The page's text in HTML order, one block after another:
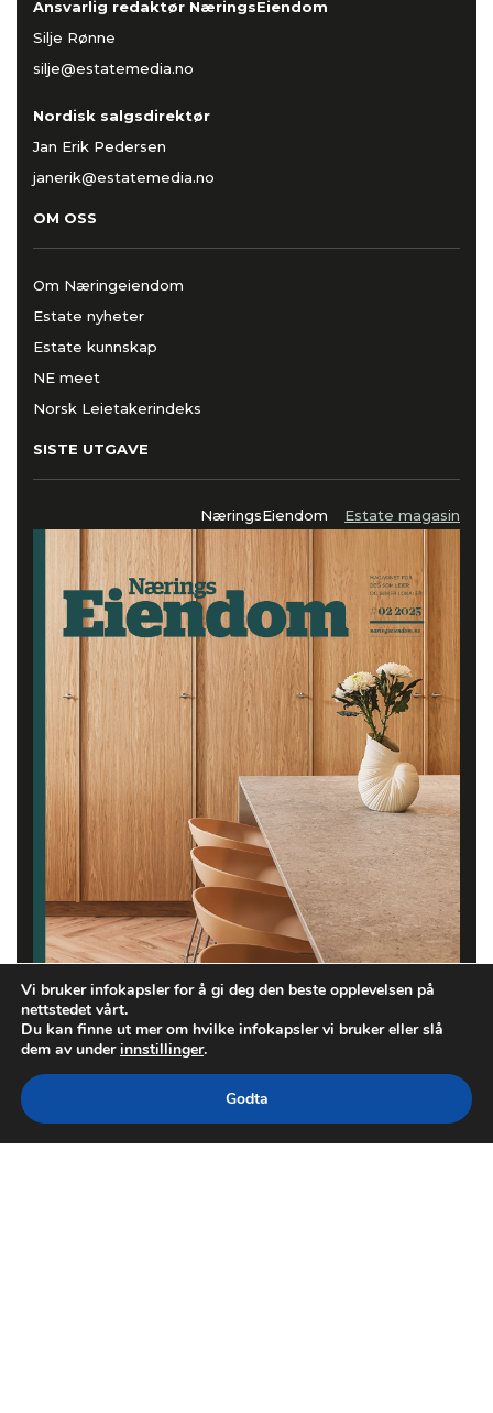
Ansvarlig redaktør NæringsEiendom
Silje Rønne
silje@estatemedia.no
Nordisk salgsdirektør
Jan Erik Pedersen
janerik@estatemedia.no
OM OSS
Om Næringeiendom
Estate nyheter
Estate kunnskap
NE meet
Norsk Leietakerindeks
SISTE UTGAVE
NæringsEiendom Estate magasin
Vi bruker infokapsler for å gi deg den beste opplevelsen på
nettstedet vårt.
Du kan finne ut mer om hvilke infokapsler vi bruker eller slå
dem av underinnstillinger.
Godta